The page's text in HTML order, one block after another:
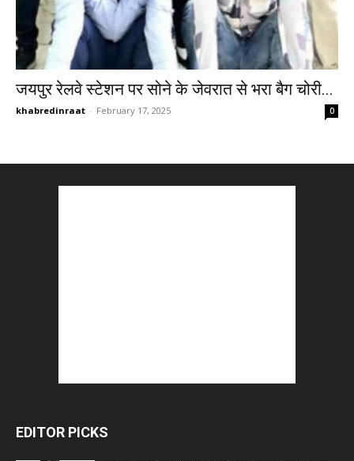
जयपुर रेलवे स्टेशन पर सोने के जेवरात से भरा बैग चोरी...
khabredinraat - February 17, 2025 0
EDITOR PICKS